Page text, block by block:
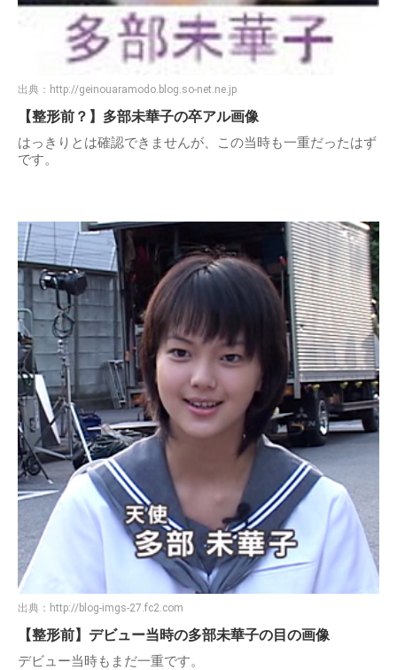
出典： http://geinouaramodo.blog.so-net.ne.jp
【整形前？】多部未華子の卒アル画像
はっきりとは確認できませんが、この当時も一重だったはず
です。
出典： http://blog-imgs-27.fc2.com
【整形前】デビュー当時の多部未華子の目の画像
デビュー当時もまだ一重です。